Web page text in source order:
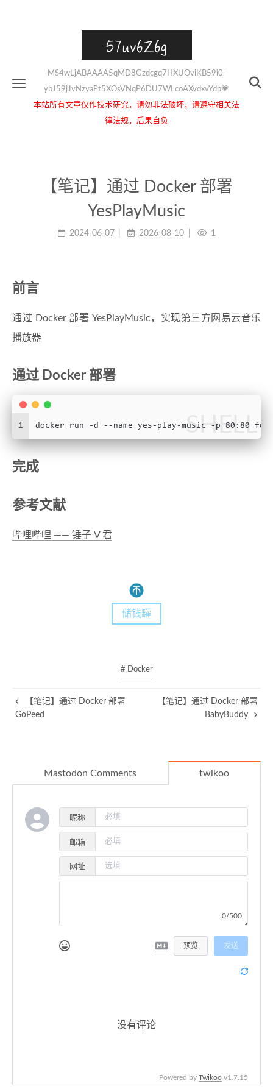
57uv6Z6g
MS4wLjABAAAA5qMD8Gzdcgq7HXUOviKB59i0-
ybJ59jJvNzyaPt5XOsVNqP6DU7WLcoAXvdxvYdp💗
本站所有文章仅作技术研究，请勿非法破坏，请遵守相关法
律法规，后果自负
【笔记】通过 Docker 部署
YesPlayMusic
2024-06-07 2026-08-10 1
前言
通过 Docker 部署 YesPlayMusic，实现第三方网易云音乐
播放器
通过 Docker 部署
SHELL
1 docker run -d --name yes-play-music -p 80:80
完成
参考文献
哔哩哔哩 —— 锤子 V 君
储钱罐
# Docker
【笔记】通过 Docker 部署
GoPeed
【笔记】通过 Docker 部署
BabyBuddy
Mastodon Comments twikoo
昵称
邮箱
网址
0/500
预览 发送
没有评论
Powered by Twikoo v1.7.15